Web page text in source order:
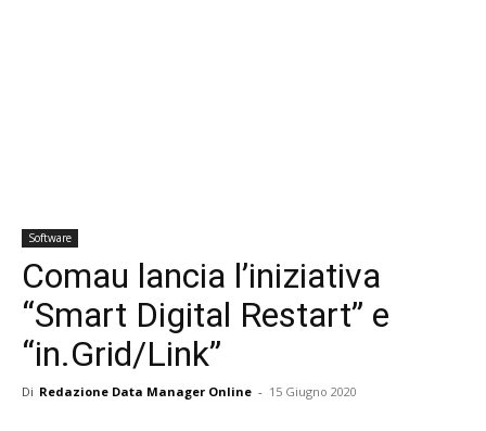
Software
Comau lancia l’iniziativa
“Smart Digital Restart” e
“in.Grid/Link”
Di Redazione Data Manager Online - 15 Giugno 2020